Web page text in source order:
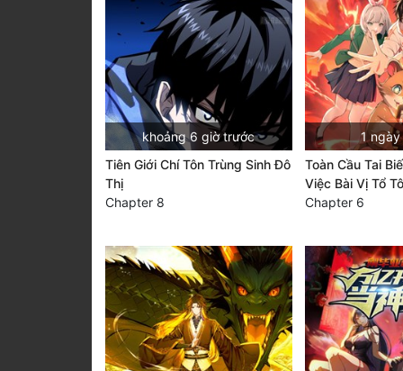
khoảng 6 giờ trước
Tiên Giới Chí Tôn Trùng Sinh Đô
Thị
Chapter 8
1
Toàn Cầu Tai
Việc Bài Vị Tổ
Chapter 6